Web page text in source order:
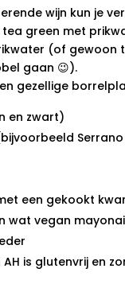
wijn kun je
green met
(of gewoon
gaan 😉).
gezellige
en zwart)
een gekookt
wat vegan
is glutenvrij en